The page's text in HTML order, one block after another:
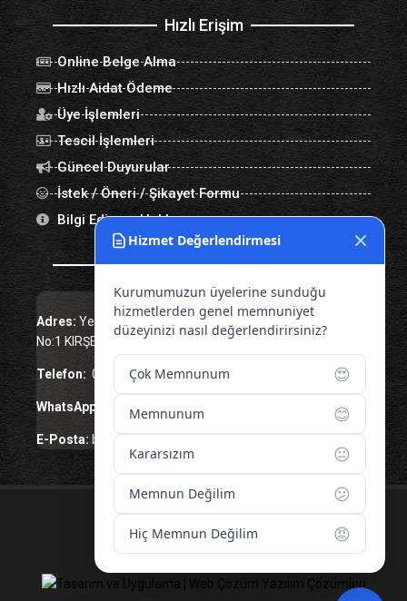
Hızlı Erişim
Online Belge Alma
Hızlı Aidat Ödeme
Üye İşlemleri
Tescil İşlemleri
Güncel Duyurular
İstek / Öneri / Şikayet Formu
Bilgi Edinme Hakkı
Bize Ulaşın
Adres: Yenice Mah. Atatürk Cad. Tüccarlar İşhanı Kat:1
No:1 KIRŞEHİR / TÜRKİYE
Telefon:0 386 213 11 86
WhatsApp: 0 544 213 11 86
E-Posta: bilgi@kirsehirtso.org.tr
© 2026 – Tüm Hakları Saklıdır.
Hizmet Değerlendirmesi
Kurumumuzun üyelerine sunduğu
hizmetlerden genel memnuniyet
düzeyinizi nasıl değerlendirirsiniz?
Çok Memnunum 😍
Memnunum 😊
Kararsızım 😐
Memnun Değilim 😕
Hiç Memnun Değilim 😡